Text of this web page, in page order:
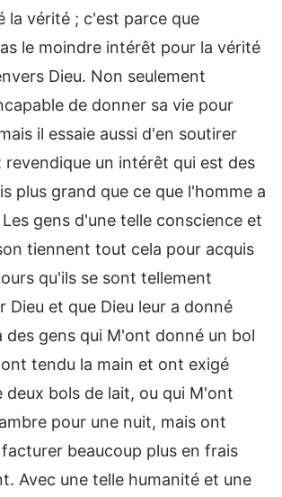
la vérité ; c'est parce que
le moindre intérêt pour la vérité
Dieu. Non seulement
de donner sa vie pour
il essaie aussi d'en soutirer
revendique un intérêt qui est des
plus grand que ce que l'homme a
gens d'une telle conscience et
tiennent tout cela pour acquis
qu'ils se sont tellement
Dieu et que Dieu leur a donné
des gens qui M'ont donné un bol
tendu la main et ont exigé
deux bols de lait, ou qui M'ont
pour une nuit, mais ont
beaucoup plus en frais
Avec une telle humanité et une